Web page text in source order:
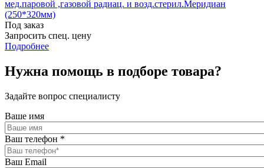
мед.паровой ,газовой радиац. и возд.стерил.Меридиан
(250*320мм)
Под заказ
Запросить спец. цену
Подробнее
Нужна помощь в подборе товара?
Задайте вопрос специалисту
Ваше имя
Ваш телефон *
Ваш Email